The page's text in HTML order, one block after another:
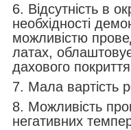
6. Відсутність в
необхідності
можливістю
латах,
дахового
7. Мала вартість
8. Можливість
негативних